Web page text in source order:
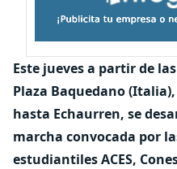
Este jueves a partir de
Plaza Baquedano
hasta Echaurren, se
marcha convocada por
estudiantiles ACES,